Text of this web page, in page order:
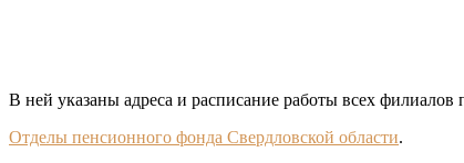
В ней указаны адреса и расписание работы всех
Отделы пенсионного фонда Свердловской области.